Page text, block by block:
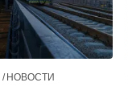
НОВОСТИ